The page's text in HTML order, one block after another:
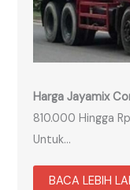
Harga Jayamix
810.000 Hingga
Untuk…
BACA LEBIH